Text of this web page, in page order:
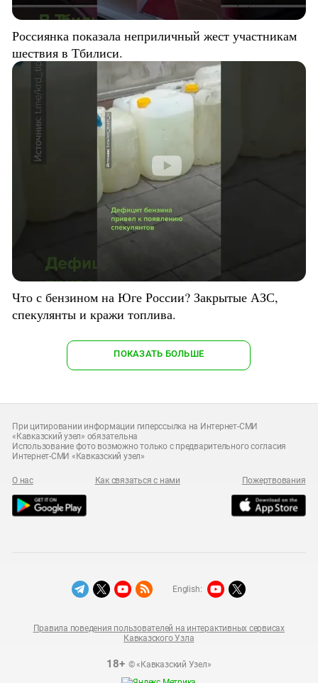
Россиянка показала неприличный жест участникам
шествия в Тбилиси.
Что с бензином на Юге России? Закрытые АЗС,
спекулянты и кражи топлива.
ПОКАЗАТЬ БОЛЬШЕ
При цитировании информации гиперссылка на Интернет-СМИ
«Кавказский узел» обязательна
Использование фото возможно только с предварительного согласия
Интернет-СМИ «Кавказский узел»
О нас Как связаться с нами Пожертвования
18+© «Кавказский Узел»
Правила поведения пользователей на интерактивных сервисах
Кавказского Узла
English: